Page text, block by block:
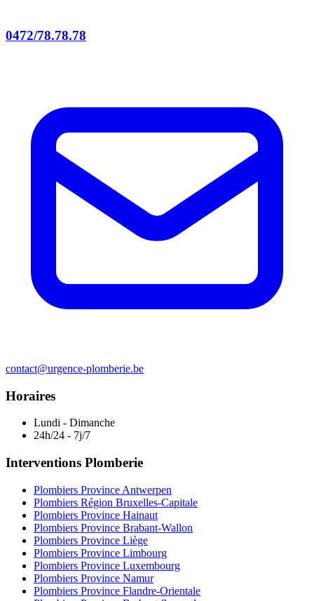
0472/78.78.78
contact@urgence-plomberie.be
Horaires
Lundi - Dimanche
24h/24 - 7j/7
Interventions Plomberie
Plombiers Province Antwerpen
Plombiers Région Bruxelles-Capitale
Plombiers Province Hainaut
Plombiers Province Brabant-Wallon
Plombiers Province Liège
Plombiers Province Limbourg
Plombiers Province Luxembourg
Plombiers Province Namur
Plombiers Province Flandre-Orientale